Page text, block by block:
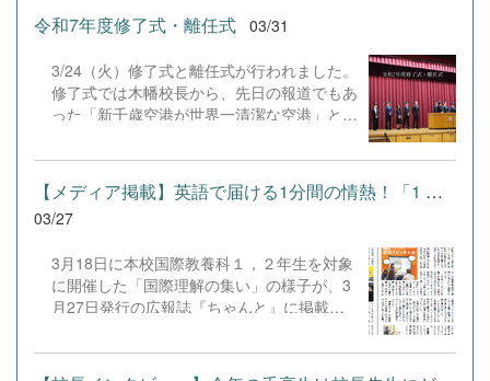
こそ「気になったものがあったら常に行動」
身 だから自分もと思い千高に来たわけでは
ない 2人とは違う3...
できます。使い方編 1 エントランスホール
にあるピアノ 空いていればいつでも使えま
すが、授業中や職員会議の時には使用できま
せん。 放課後に弾く先輩方が多いです。中
にはジャズを弾いてくれる人がいて、先生を
癒してくれています。2 職員室前の自習エリ
ます。時には直接先生に教えてもらう人も！
3季節限定 中庭でのランチタイム 夏を迎
されます。...
りました。みんな優しい心を持っていて頼も
しく感じました。その感謝の心を忘れずにい
います！
令和7年度修了式・離任式 03/31
3/24（火）修了式と離任式が行われました。
修了式では木幡校長から、先日の報道でもあ
った「新千歳空港が世界一清潔な空港」と認
いて語られました。その後に行われた修了式
では退職、転出する11名の職員より、生徒
への激励、思い出などそれぞれの思いが語ら
れました。最後に生徒会執行部の生徒より花
活躍を期待いたします。
【メディア掲載】英語で届ける1分間の情熱！「1 minute English C...
03/27
3月18日に本校国際教養科１，２年生を対象
に開催した「国際理解の集い」の様子が、3
月27日発行の広報誌『ちゃんと』に掲載さ
リッシュ授業や即興ディスカッションで磨い
た発信力を試す、国際教養科の集大成です。